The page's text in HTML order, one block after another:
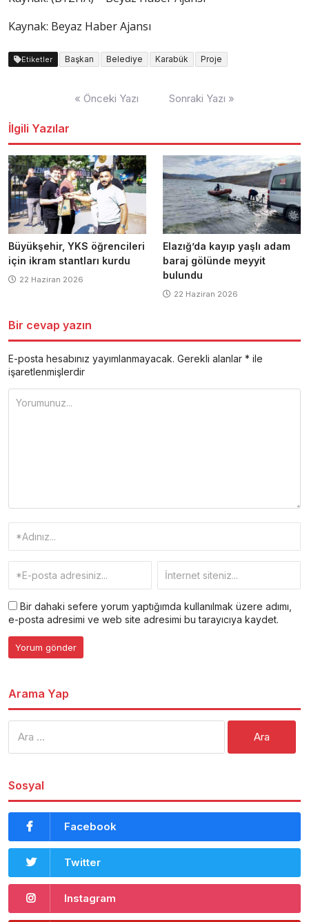
Kaynak: Beyaz Haber Ajansı
Etiketler Başkan Belediye Karabük Proje
« Önceki Yazı Sonraki Yazı »
İlgili Yazılar
Büyükşehir, YKS öğrencileri
için ikram stantları kurdu
22 Haziran 2026
Elazığ’da kayıp yaşlı adam
baraj gölünde meyyit
bulundu
22 Haziran 2026
Bir cevap yazın
E-posta hesabınız yayımlanmayacak. Gerekli alanlar * ile
işaretlenmişlerdir
Bir dahaki sefere yorum yaptığımda kullanılmak üzere adımı,
e-posta adresimi ve web site adresimi bu tarayıcıya kaydet.
Arama Yap
Sosyal
Facebook
Twitter
Instagram